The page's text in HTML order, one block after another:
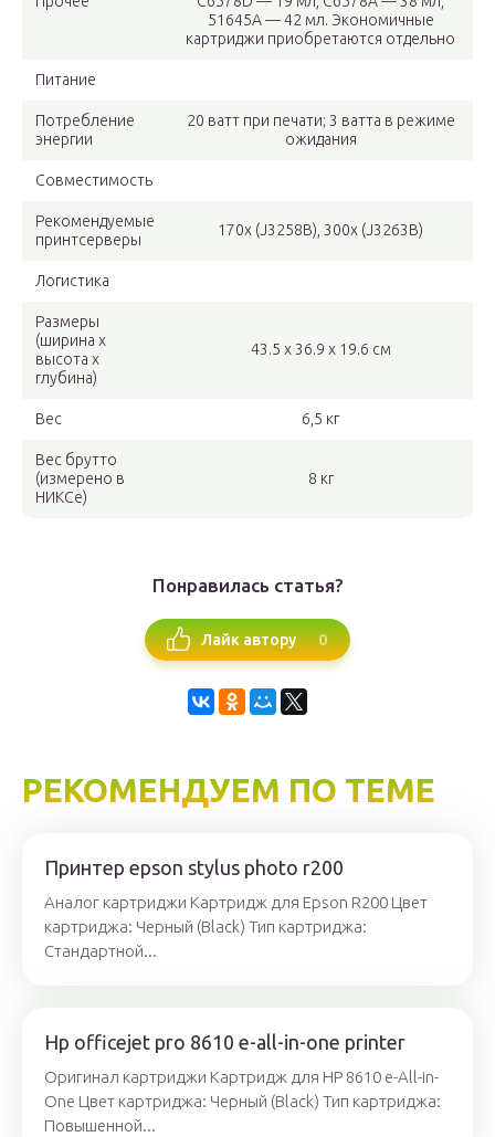
51645A — 42 мл. Экономичные
картриджи приобретаются отдельно
Питание
Потребление
энергии
20 ватт при печати; 3 ватта в режиме
ожидания
Совместимость
Рекомендуемые
принтсерверы
170x (J3258B), 300x (J3263B)
Логистика
Размеры
(ширина x
высота x
глубина)
43.5 x 36.9 x 19.6 см
Вес 6,5 кг
Вес брутто
(измерено в
НИКСе)
8 кг
Понравилась статья?
Лайк автору 0
РЕКОМЕНДУЕМ ПО ТЕМЕ
Принтер epson stylus photo r200
Аналог картриджи Картридж для Epson R200 Цвет
картриджа: Черный (Black) Тип картриджа:
Стандартной...
Hp officejet pro 8610 e-all-in-one printer
Оригинал картриджи Картридж для HP 8610 e-All-in-
One Цвет картриджа: Черный (Black) Тип картриджа:
Повышенной...